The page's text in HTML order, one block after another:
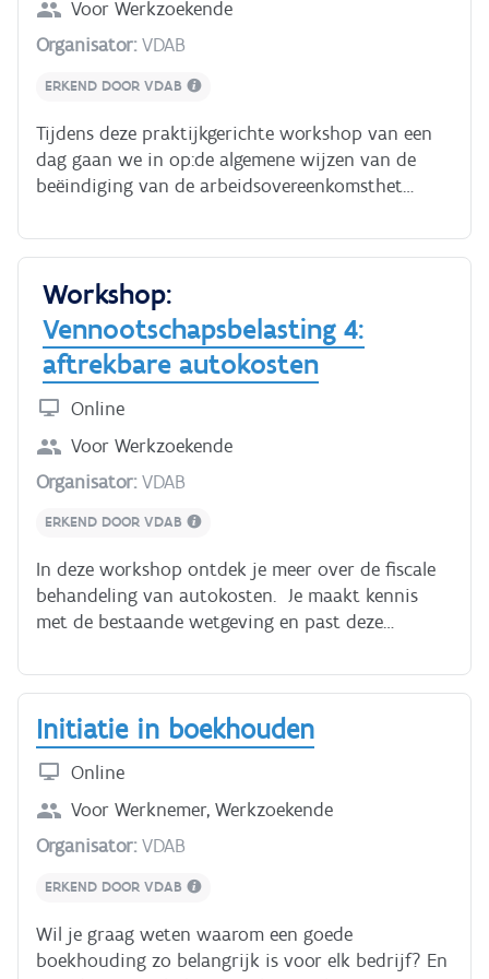
einde arbeidsovereenkomst van bepaalde tijd’.
Voor Werkzoekende
Organisator:VDAB
ERKEND DOOR VDAB
Tijdens deze praktijkgerichte workshop van een
dag gaan we in op:de algemene wijzen van de
beëindiging van de arbeidsovereenkomsthet
specifieke regels van de beëindiging van
overeenkomsten van bepaalde tijd of voor de
uitvoering van een duidelijk omschreven werk.In
de voormiddag kom je online en krijg je een
theoretisch overzicht. Daarna pas je de theorie
offline toe in enkele opdrachten. In de namiddag
kom je opnieuw online om de oplossingen van de
oefeningen te bespreken. Ben je ook geïnteresseerd
in het einde van de arbeidsovereenkomst van
onbepaalde tijd? Volg dan ook de workshop HR:
einde arbeidsovereenkomst van onbepaalde tijd.
Workshop:
Vennootschapsbelasting 4:
aftrekbare autokosten
Online
Voor Werkzoekende
Organisator:VDAB
ERKEND DOOR VDAB
In deze workshop ontdek je meer over de fiscale
behandeling van autokosten. Je maakt kennis
met de bestaande wetgeving en past deze
oefeningen.
Initiatie in boekhouden
Online
Voor Werknemer, Werkzoekende
Organisator:VDAB
ERKEND DOOR VDAB
Wil je graag weten waarom een goede
boekhouding zo belangrijk is voor elk bedrijf? En